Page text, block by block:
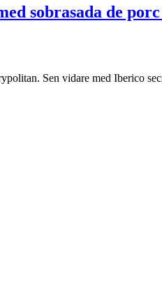
sobrasada de
Sen vidare med Iberico